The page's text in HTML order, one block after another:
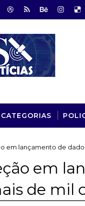
CATEGORIAS
em lançamento de
em
de mil